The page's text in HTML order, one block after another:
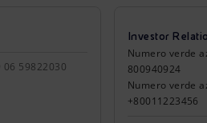
06 59822030
Investor
Numero verde
800940924
Numero verde
+80011223456